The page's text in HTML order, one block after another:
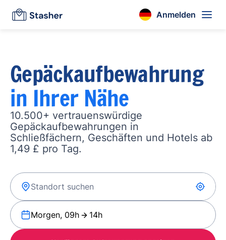
Anmelden
Gepäckaufbewahrung
in Ihrer Nähe
10.500+ vertrauenswürdige
Gepäckaufbewahrungen in
Schließfächern, Geschäften und Hotels ab
1,49 £ pro Tag.
Morgen, 09h 14h